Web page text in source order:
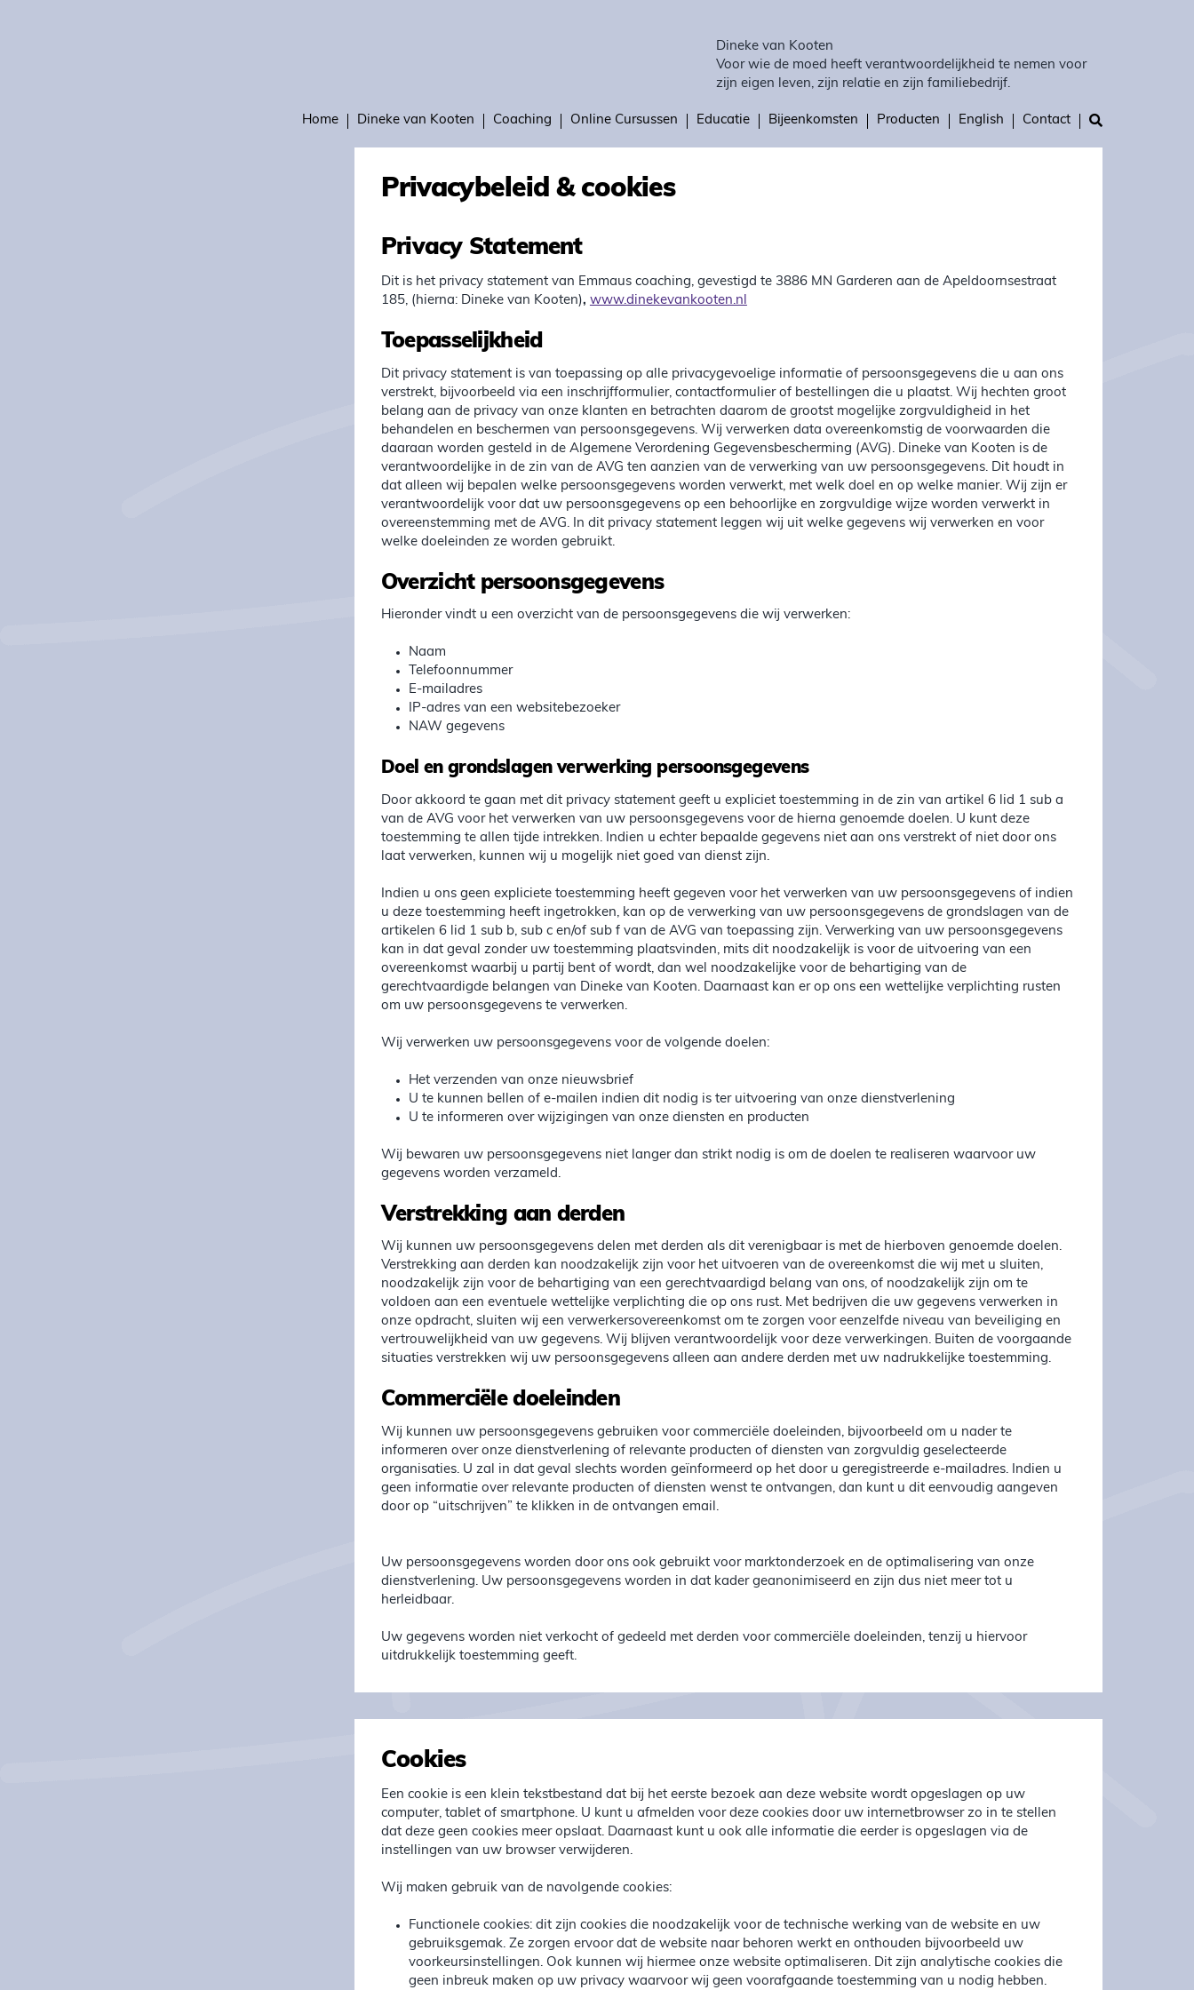
Dineke van Kooten
Voor wie de moed heeft verantwoordelijkheid te nemen voor
zijn eigen leven, zijn relatie en zijn familiebedrijf.
Home Dineke van Kooten Coaching Online Cursussen Educatie Bijeenkomsten Producten English Contact
Privacybeleid & cookies
Privacy Statement
Dit is het privacy statement van Emmaus coaching, gevestigd te 3886 MN Garderen aan de Apeldoornsestraat
185, (hierna: Dineke van Kooten), www.dinekevankooten.nl
Toepasselijkheid
Dit privacy statement is van toepassing op alle privacygevoelige informatie of persoonsgegevens die u aan ons
verstrekt, bijvoorbeeld via een inschrijfformulier, contactformulier of bestellingen die u plaatst. Wij hechten groot
belang aan de privacy van onze klanten en betrachten daarom de grootst mogelijke zorgvuldigheid in het
behandelen en beschermen van persoonsgegevens. Wij verwerken data overeenkomstig de voorwaarden die
daaraan worden gesteld in de Algemene Verordening Gegevensbescherming (AVG). Dineke van Kooten is de
verantwoordelijke in de zin van de AVG ten aanzien van de verwerking van uw persoonsgegevens. Dit houdt in
dat alleen wij bepalen welke persoonsgegevens worden verwerkt, met welk doel en op welke manier. Wij zijn er
verantwoordelijk voor dat uw persoonsgegevens op een behoorlijke en zorgvuldige wijze worden verwerkt in
overeenstemming met de AVG. In dit privacy statement leggen wij uit welke gegevens wij verwerken en voor
welke doeleinden ze worden gebruikt.
Overzicht persoonsgegevens
Hieronder vindt u een overzicht van de persoonsgegevens die wij verwerken:
Naam
Telefoonnummer
E-mailadres
IP-adres van een websitebezoeker
NAW gegevens
Doel en grondslagen verwerking persoonsgegevens
Door akkoord te gaan met dit privacy statement geeft u expliciet toestemming in de zin van artikel 6 lid 1 sub a
van de AVG voor het verwerken van uw persoonsgegevens voor de hierna genoemde doelen. U kunt deze
toestemming te allen tijde intrekken. Indien u echter bepaalde gegevens niet aan ons verstrekt of niet door ons
laat verwerken, kunnen wij u mogelijk niet goed van dienst zijn.
Indien u ons geen expliciete toestemming heeft gegeven voor het verwerken van uw persoonsgegevens of indien
u deze toestemming heeft ingetrokken, kan op de verwerking van uw persoonsgegevens de grondslagen van de
artikelen 6 lid 1 sub b, sub c en/of sub f van de AVG van toepassing zijn. Verwerking van uw persoonsgegevens
kan in dat geval zonder uw toestemming plaatsvinden, mits dit noodzakelijk is voor de uitvoering van een
overeenkomst waarbij u partij bent of wordt, dan wel noodzakelijke voor de behartiging van de
gerechtvaardigde belangen van Dineke van Kooten. Daarnaast kan er op ons een wettelijke verplichting rusten
om uw persoonsgegevens te verwerken.
Wij verwerken uw persoonsgegevens voor de volgende doelen:
Het verzenden van onze nieuwsbrief
U te kunnen bellen of e-mailen indien dit nodig is ter uitvoering van onze dienstverlening
U te informeren over wijzigingen van onze diensten en producten
Wij bewaren uw persoonsgegevens niet langer dan strikt nodig is om de doelen te realiseren waarvoor uw
gegevens worden verzameld.
Verstrekking aan derden
Wij kunnen uw persoonsgegevens delen met derden als dit verenigbaar is met de hierboven genoemde doelen.
Verstrekking aan derden kan noodzakelijk zijn voor het uitvoeren van de overeenkomst die wij met u sluiten,
noodzakelijk zijn voor de behartiging van een gerechtvaardigd belang van ons, of noodzakelijk zijn om te
voldoen aan een eventuele wettelijke verplichting die op ons rust. Met bedrijven die uw gegevens verwerken in
onze opdracht, sluiten wij een verwerkersovereenkomst om te zorgen voor eenzelfde niveau van beveiliging en
vertrouwelijkheid van uw gegevens. Wij blijven verantwoordelijk voor deze verwerkingen. Buiten de voorgaande
situaties verstrekken wij uw persoonsgegevens alleen aan andere derden met uw nadrukkelijke toestemming.
Commerciële doeleinden
Wij kunnen uw persoonsgegevens gebruiken voor commerciële doeleinden, bijvoorbeeld om u nader te
informeren over onze dienstverlening of relevante producten of diensten van zorgvuldig geselecteerde
organisaties. U zal in dat geval slechts worden geïnformeerd op het door u geregistreerde e-mailadres. Indien u
geen informatie over relevante producten of diensten wenst te ontvangen, dan kunt u dit eenvoudig aangeven
door op “uitschrijven” te klikken in de ontvangen email.
Uw persoonsgegevens worden door ons ook gebruikt voor marktonderzoek en de optimalisering van onze
dienstverlening. Uw persoonsgegevens worden in dat kader geanonimiseerd en zijn dus niet meer tot u
herleidbaar.
Uw gegevens worden niet verkocht of gedeeld met derden voor commerciële doeleinden, tenzij u hiervoor
uitdrukkelijk toestemming geeft.
Cookies
Een cookie is een klein tekstbestand dat bij het eerste bezoek aan deze website wordt opgeslagen op uw
computer, tablet of smartphone. U kunt u afmelden voor deze cookies door uw internetbrowser zo in te stellen
dat deze geen cookies meer opslaat. Daarnaast kunt u ook alle informatie die eerder is opgeslagen via de
instellingen van uw browser verwijderen.
Wij maken gebruik van de navolgende cookies:
Functionele cookies: dit zijn cookies die noodzakelijk voor de technische werking van de website en uw
gebruiksgemak. Ze zorgen ervoor dat de website naar behoren werkt en onthouden bijvoorbeeld uw
voorkeursinstellingen. Ook kunnen wij hiermee onze website optimaliseren. Dit zijn analytische cookies die
geen inbreuk maken op uw privacy waarvoor wij geen voorafgaande toestemming van u nodig hebben.